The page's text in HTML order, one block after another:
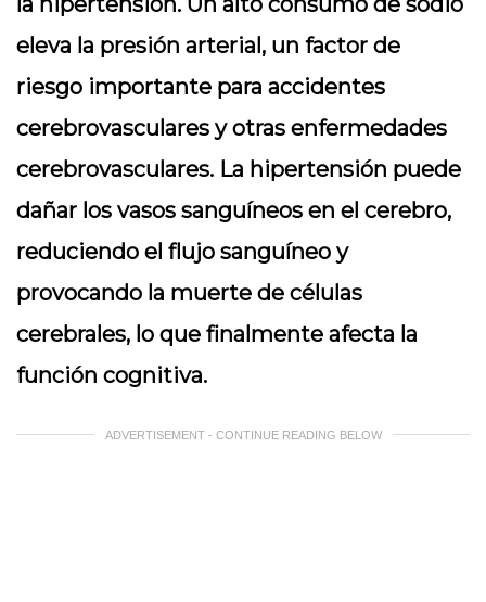
eleva la presión arterial, un factor de
riesgo importante para accidentes
cerebrovasculares y otras enfermedades
cerebrovasculares. La hipertensión puede
dañar los vasos sanguíneos en el cerebro,
reduciendo el flujo sanguíneo y
provocando la muerte de células
cerebrales, lo que finalmente afecta la
función cognitiva.
ADVERTISEMENT - CONTINUE READING BELOW